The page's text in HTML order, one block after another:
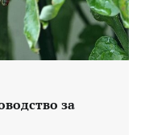
за